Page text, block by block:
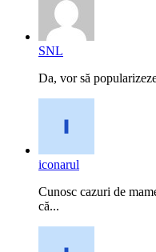
SNL
Da, vor să
iconarul
Cunosc cazuri de
că...